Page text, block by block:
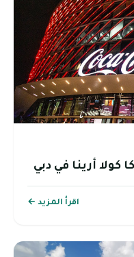
أرينا في دبي
اقرأ المزيد ←